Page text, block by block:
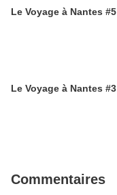
Le Voyage à Nantes #5
Le Voyage à Nantes #3
Commentaires